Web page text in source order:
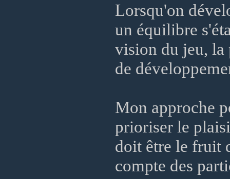
Lorsqu'on
un équilibre
vision du jeu, la
de
Mon approche
prioriser le
doit être le fruit
compte des